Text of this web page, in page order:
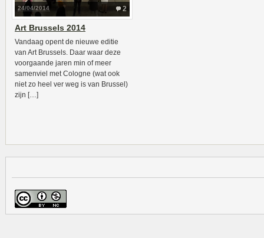
2
24/04/2014
Art Brussels 2014
Vandaag opent de nieuwe editie
van Art Brussels. Daar waar deze
voorgaande jaren min of meer
samenviel met Cologne (wat ook
niet zo heel ver weg is van Brussel)
zijn […]